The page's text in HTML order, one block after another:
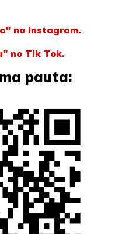
no Instagram.
no Tik Tok.
pauta: